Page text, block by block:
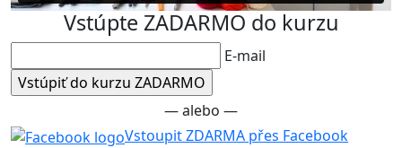
Vstúpte ZADARMO do kurzu
E-mail
— alebo —
Vstoupit ZDARMA přes Facebook